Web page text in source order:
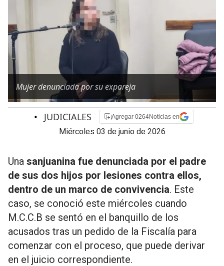
Mujer denunciada por su expareja
• JUDICIALES Agregar 0264Noticias en
miércoles 03 de junio de 2026
Una sanjuanina fue denunciada por el padre
de sus dos hijos por lesiones contra ellos,
dentro de un marco de convivencia. Este
caso, se conoció este miércoles cuando
M.C.C.B se sentó en el banquillo de los
acusados tras un pedido de la Fiscalía para
comenzar con el proceso, que puede derivar
en el juicio correspondiente.